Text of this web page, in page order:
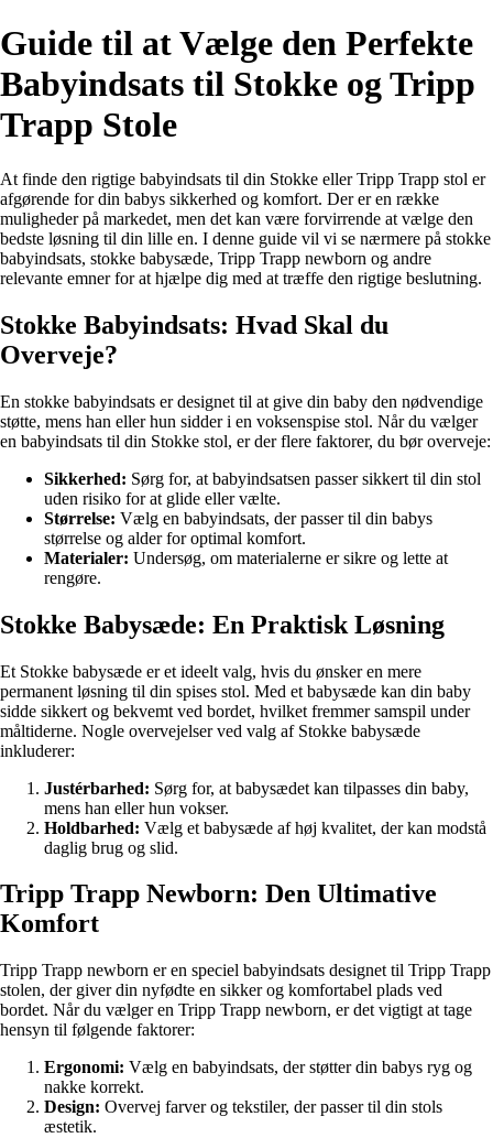
Guide til at Vælge den Perfekte
Babyindsats til Stokke og Tripp
Trapp Stole
At finde den rigtige babyindsats til din Stokke eller Tripp Trapp stol er
afgørende for din babys sikkerhed og komfort. Der er en række
muligheder på markedet, men det kan være forvirrende at vælge den
bedste løsning til din lille en. I denne guide vil vi se nærmere på stokke
babyindsats, stokke babysæde, Tripp Trapp newborn og andre
relevante emner for at hjælpe dig med at træffe den rigtige beslutning.
Stokke Babyindsats: Hvad Skal du
Overveje?
En stokke babyindsats er designet til at give din baby den nødvendige
støtte, mens han eller hun sidder i en voksenspise stol. Når du vælger
en babyindsats til din Stokke stol, er der flere faktorer, du bør overveje:
Sikkerhed: Sørg for, at babyindsatsen passer sikkert til din stol
uden risiko for at glide eller vælte.
Størrelse: Vælg en babyindsats, der passer til din babys
størrelse og alder for optimal komfort.
Materialer: Undersøg, om materialerne er sikre og lette at
rengøre.
Stokke Babysæde: En Praktisk Løsning
Et Stokke babysæde er et ideelt valg, hvis du ønsker en mere
permanent løsning til din spises stol. Med et babysæde kan din baby
sidde sikkert og bekvemt ved bordet, hvilket fremmer samspil under
måltiderne. Nogle overvejelser ved valg af Stokke babysæde
inkluderer:
Justérbarhed: Sørg for, at babysædet kan tilpasses din baby,
mens han eller hun vokser.
Holdbarhed: Vælg et babysæde af høj kvalitet, der kan modstå
daglig brug og slid.
Tripp Trapp Newborn: Den Ultimative
Komfort
Tripp Trapp newborn er en speciel babyindsats designet til Tripp Trapp
stolen, der giver din nyfødte en sikker og komfortabel plads ved
bordet. Når du vælger en Tripp Trapp newborn, er det vigtigt at tage
hensyn til følgende faktorer:
Ergonomi: Vælg en babyindsats, der støtter din babys ryg og
nakke korrekt.
Design: Overvej farver og tekstiler, der passer til din stols
æstetik.